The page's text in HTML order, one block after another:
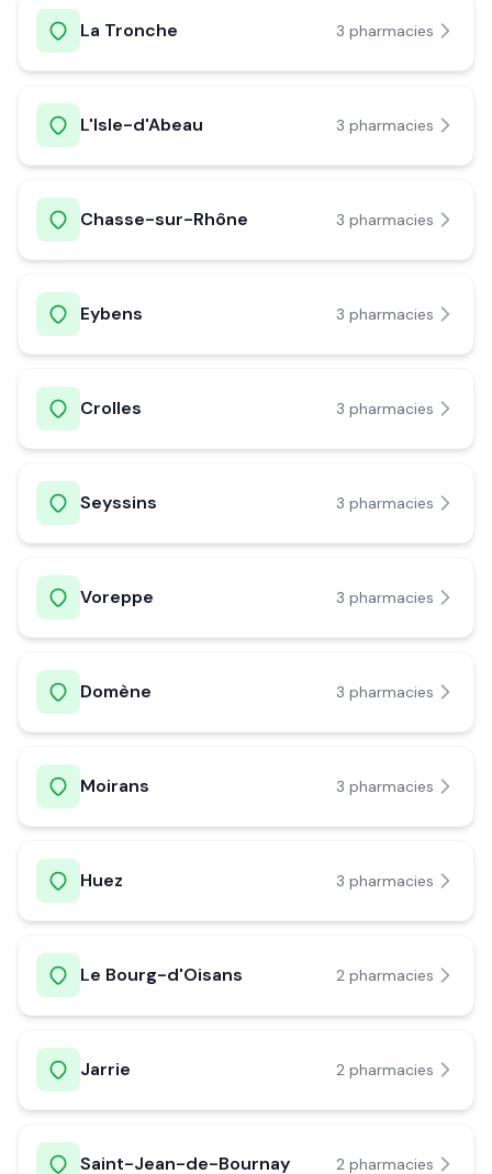
La Tronche 3 pharmacies
L'Isle-d'Abeau 3 pharmacies
Chasse-sur-Rhône 3 pharmacies
Eybens 3 pharmacies
Crolles 3 pharmacies
Seyssins 3 pharmacies
Voreppe 3 pharmacies
Domène 3 pharmacies
Moirans 3 pharmacies
Huez 3 pharmacies
Le Bourg-d'Oisans 2 pharmacies
Jarrie 2 pharmacies
Saint-Jean-de-Bournay 2 pharmacies